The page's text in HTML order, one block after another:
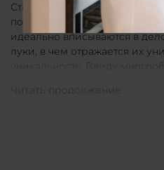
Стильные юбки CLÓ
повседневных образов
идеально вписываются в
луки, в чем отражается их
уникальность. Ввиду